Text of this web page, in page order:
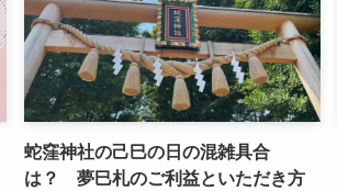
蛇窪神社の己巳の日の混雑具合
は？ 夢巳札のご利益といただき方